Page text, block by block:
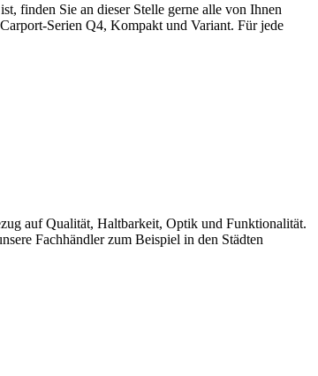
finden Sie an dieser Stelle gerne alle von Ihnen
Serien Q4, Kompakt und Variant. Für jede
auf Qualität, Haltbarkeit, Optik und Funktionalität.
Fachhändler zum Beispiel in den Städten